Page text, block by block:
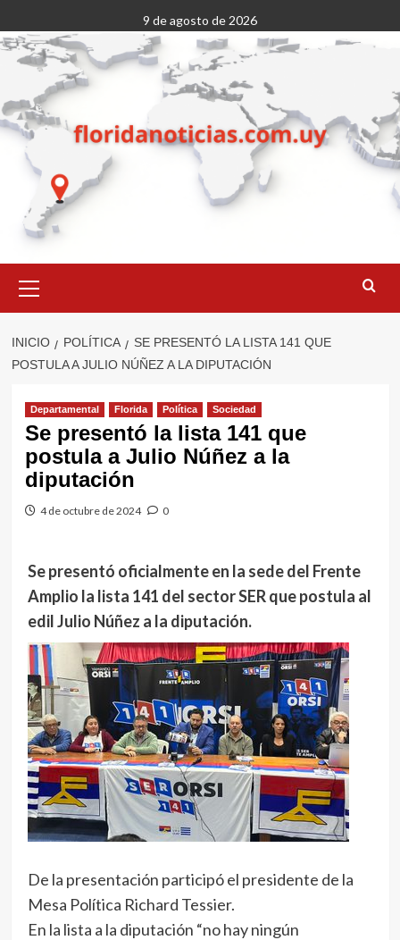
al
contenido
9 de agosto de 2026
primario
INICIO POLÍTICA
SE PRESENTÓ LA LISTA 141 QUE
POSTULA A JULIO NÚÑEZ A LA DIPUTACIÓN
Departamental Florida Política Sociedad
Se presentó la lista 141 que
postula a Julio Núñez a la
diputación
4 de octubre de 2024 0
Se presentó oficialmente en la sede del Frente
Amplio la lista 141 del sector SER que postula al
edil Julio Núñez a la diputación.
De la presentación participó el presidente de la
Mesa Política Richard Tessier.
En la lista a la diputación “no hay ningún